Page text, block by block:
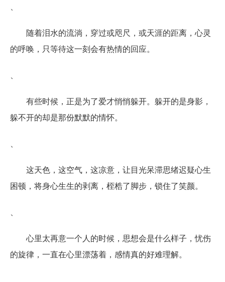
随着泪水的流淌，穿过或咫尺，或天涯的距离，心灵
的呼唤，只等待这一刻会有热情的回应。
有些时候，正是为了爱才悄悄躲开。躲开的是身影，
躲不开的却是那份默默的情怀。
这天色，这空气，这凉意，让目光呆滞思绪迟疑心生
困顿，将身心生生的剥离，桎梏了脚步，锁住了笑颜。
心里太再意一个人的时候，思想会是什么样子，忧伤
的旋律，一直在心里漂荡着，感情真的好难理解。